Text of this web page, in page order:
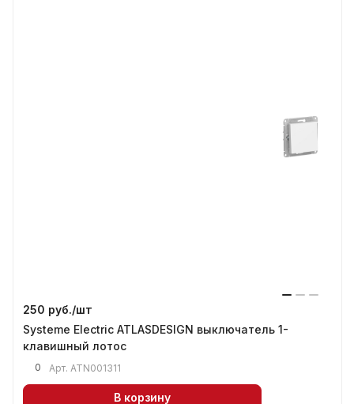
250 руб./шт
Systeme Electric ATLASDESIGN выключатель 1-
клавишный лотос
0 Арт. ATN001311
В корзину